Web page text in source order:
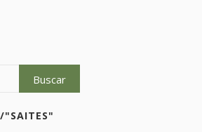
"SAITES"